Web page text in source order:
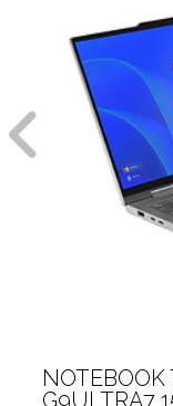
NOTEBOOK
G9ULTRA7